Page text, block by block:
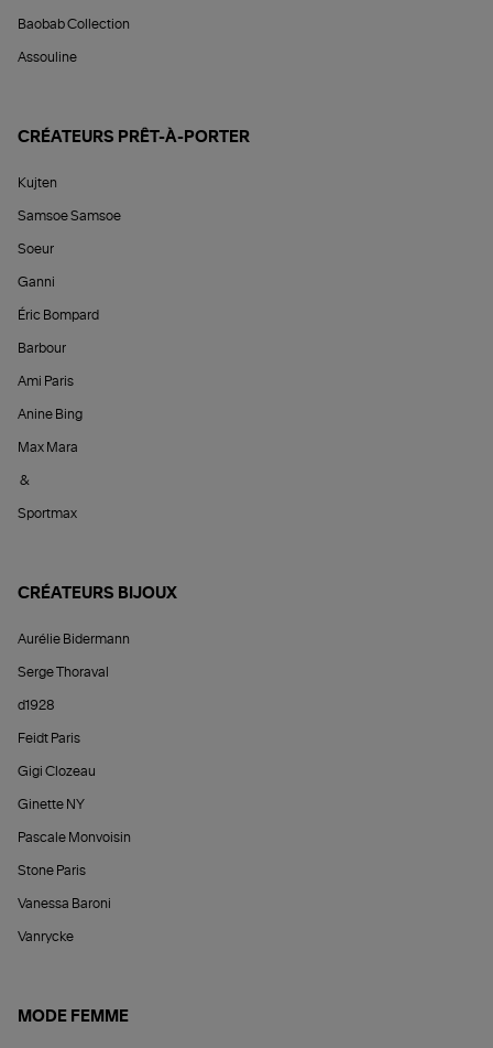
Baobab Collection
Assouline
CRÉATEURS PRÊT-À-PORTER
Kujten
Samsoe Samsoe
Soeur
Ganni
Éric Bompard
Barbour
Ami Paris
Anine Bing
Max Mara
&
Sportmax
CRÉATEURS BIJOUX
Aurélie Bidermann
Serge Thoraval
d1928
Feidt Paris
Gigi Clozeau
Ginette NY
Pascale Monvoisin
Stone Paris
Vanessa Baroni
Vanrycke
MODE FEMME